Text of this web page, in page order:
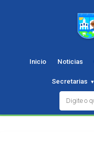
Inicio Noticias
Secretarias